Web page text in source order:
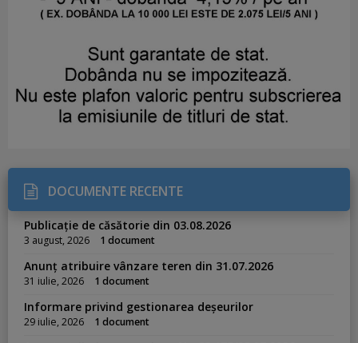
DOCUMENTE RECENTE
Publicație de căsătorie din 03.08.2026
3 august, 2026 1 document
Anunț atribuire vânzare teren din 31.07.2026
31 iulie, 2026 1 document
Informare privind gestionarea deșeurilor
29 iulie, 2026 1 document